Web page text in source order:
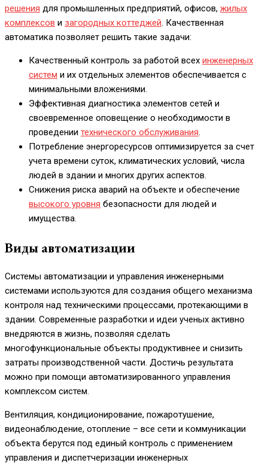
решения для промышленных предприятий, офисов, жилых
комплексов и загородных коттеджей. Качественная
автоматика позволяет решить такие задачи:
Качественный контроль за работой всех инженерных
систем и их отдельных элементов обеспечивается с
минимальными вложениями.
Эффективная диагностика элементов сетей и
своевременное оповещение о необходимости в
проведении технического обслуживания.
Потребление энергоресурсов оптимизируется за счет
учета времени суток, климатических условий, числа
людей в здании и многих других аспектов.
Снижения риска аварий на объекте и обеспечение
высокого уровня безопасности для людей и
имущества.
Виды автоматизации
Системы автоматизации и управления инженерными
системами используются для создания общего механизма
контроля над техническими процессами, протекающими в
здании. Современные разработки и идеи ученых активно
внедряются в жизнь, позволяя сделать
многофункциональные объекты продуктивнее и снизить
затраты производственной части. Достичь результата
можно при помощи автоматизированного управления
комплексом систем.
Вентиляция, кондиционирование, пожаротушение,
видеонаблюдение, отопление – все сети и коммуникации
объекта берутся под единый контроль с применением
управления и диспетчеризации инженерных